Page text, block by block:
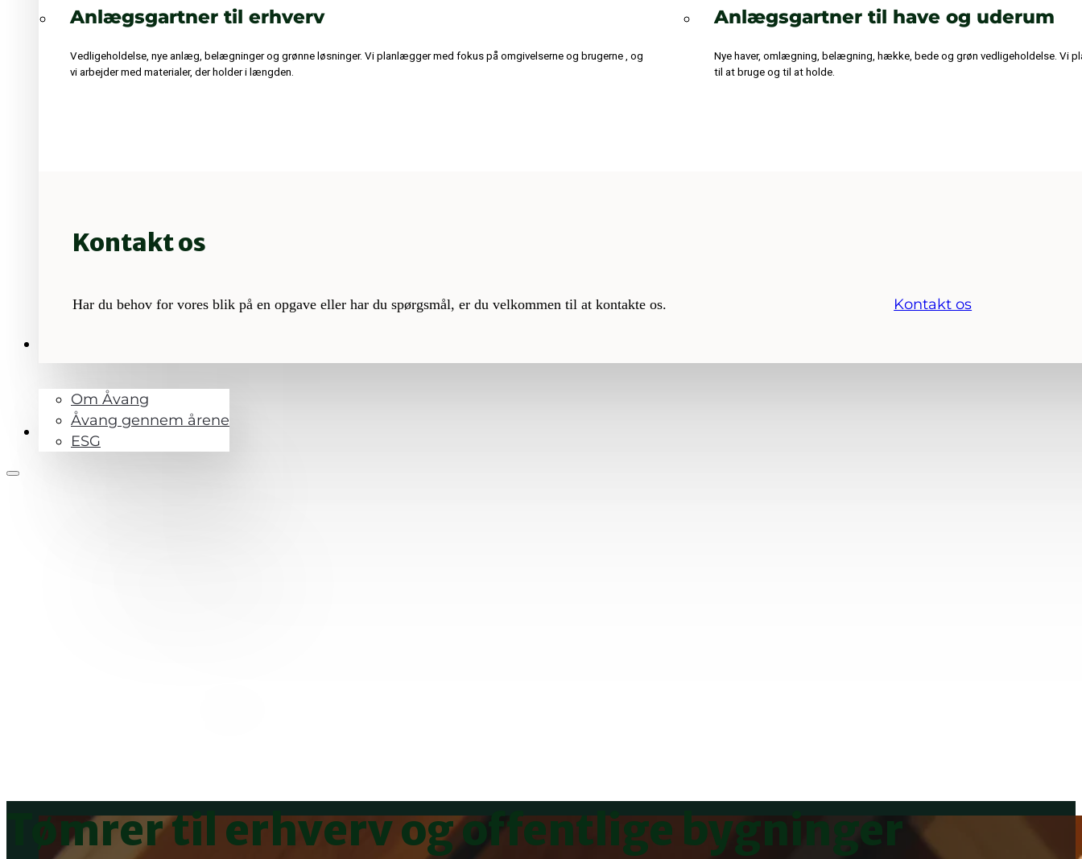
Anlægsgartner til erhverv
Vedligeholdelse, nye anlæg, belægninger og grønne løsninger. Vi planlægger med fokus på omgivelserne og brugerne , og
vi arbejder med materialer, der holder i længden.
Anlægsgartner til have og uderum
Nye haver, omlægning, belægning, hække, bede og grøn vedligeholdelse. Vi
til at bruge og til at holde.
Kontakt os
Har du behov for vores blik på en opgave eller har du spørgsmål, er du velkommen til at kontakte os. Kontakt os
Om Åvang
Åvang gennem årene
ESG
KONTAKT
Tømrer til erhverv og offentlige bygninger